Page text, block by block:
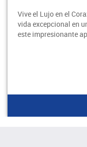
Vive el Lujo en el
vida excepcional en
este impresionante